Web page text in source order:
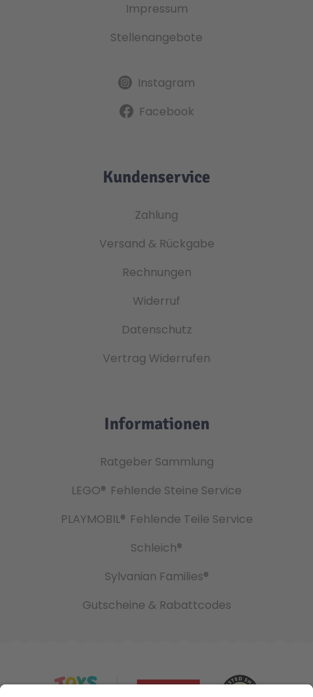
Impressum
Stellenangebote
Instagram
Facebook
Kundenservice
Zahlung
Versand & Rückgabe
Rechnungen
Widerruf
Datenschutz
Vertrag Widerrufen
Informationen
Ratgeber Sammlung
LEGO® Fehlende Steine Service
PLAYMOBIL® Fehlende Teile Service
Schleich®
Sylvanian Families®
Gutscheine & Rabattcodes